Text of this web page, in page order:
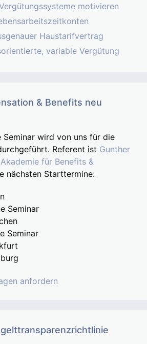
motivieren
Haustarifvertrag
variable Vergütung
& Benefits neu
Seminar wird von uns für die
Referent ist Gunther
für Benefits &
nächsten Starttermine:
Seminar
Seminar
anfordern